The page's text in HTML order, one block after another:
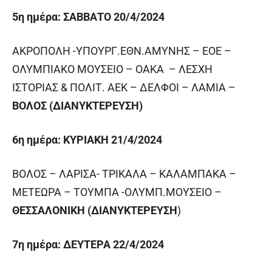
5η ημέρα: ΣΑΒΒΑΤΟ 20/4/2024
ΑΚΡΟΠΟΛΗ -ΥΠΟΥΡΓ.ΕΘΝ.ΑΜΥΝΗΣ – ΕΟΕ –
ΟΛΥΜΠΙΑΚΟ ΜΟΥΣΕΙΟ – ΟΑΚΑ – ΛΕΣΧΗ
ΙΣΤΟΡΙΑΣ & ΠΟΛΙΤ. ΑΕΚ – ΔΕΛΦΟΙ – ΛΑΜΙΑ –
ΒΟΛΟΣ (ΔΙΑΝΥΚΤΕΡΕΥΣΗ)
6η ημέρα: ΚΥΡΙΑΚΗ 21/4/2024
ΒΟΛΟΣ – ΛΑΡΙΣΑ- ΤΡΙΚΑΛΑ – ΚΑΛΑΜΠΑΚΑ –
ΜΕΤΕΩΡΑ – ΤΟΥΜΠΑ -ΟΛΥΜΠ.ΜΟΥΣΕΙΟ –
ΘΕΣΣΑΛΟΝΙΚΗ (ΔΙΑΝΥΚΤΕΡΕΥΣΗ)
7η ημέρα: ΔΕΥΤΕΡΑ 22/4/2024